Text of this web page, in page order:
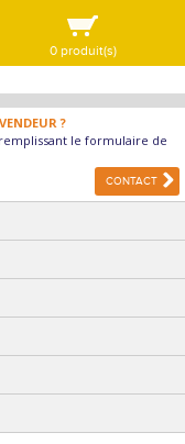
?
le formulaire de
CONTACT
0 produit(s)
VOIR MA SÉLECTION